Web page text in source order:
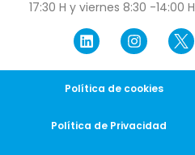
17:30 H y viernes 8:30 -14:00 H
Política de cookies
Política de Privacidad